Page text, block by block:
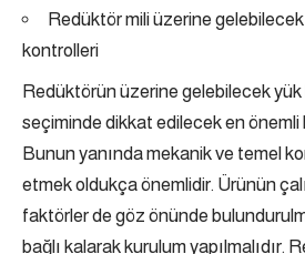
Redüktör mili üzerine
kontrolleri
Redüktörün üzerine gelebilecek
seçiminde dikkat edilecek en önemli
Bunun yanında mekanik ve temel
etmek oldukça önemlidir. Ürünün
faktörler de göz önünde
bağlı kalarak kurulum yapılmalıdır.